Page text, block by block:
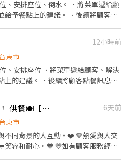
、安排座位、倒水。 ．將菜單遞給顧
給予餐點上的建議。 ．後續將顧客點
內場： ．擔任廚師的助手，處理烹飪
廳相關事務。 ．負責洗、剝、削、
環境、設備和餐具。 ．準備不同餐點
材的容量與重量。 ．負責擺盤、打包
12小時前
東市
、安排座位 ．將菜單遞給顧客、解決
上的建議。 ．後續將顧客點餐訊息通
．擔任廚師的助手，處理烹飪前與烹
事務。 ．負責洗、剝、削、切各種
設備和餐具。 ．準備不同餐點所需要
量與重量。 ．負責擺盤、打包外帶服
🔥時薪200起🔥．新開幕！ 供餐🍽️【瓦城-台東秀泰店】外場兼職服務人員
6天前
東市
不同背景的人互動。❤️ 🧡熱愛與人交
笑容和耐心。🧡 💛如有顧客服務經驗